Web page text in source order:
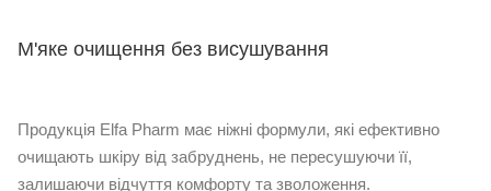
М'яке очищення без висушування
Продукція Elfa Pharm має ніжні формули, які ефективно
очищають шкіру від забруднень, не пересушуючи її,
залишаючи відчуття комфорту та зволоження.